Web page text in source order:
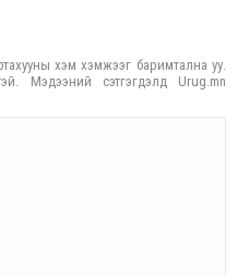
хэм хэмжээг баримтална уу.
Мэдээний сэтгэгдэлд Urug.mn